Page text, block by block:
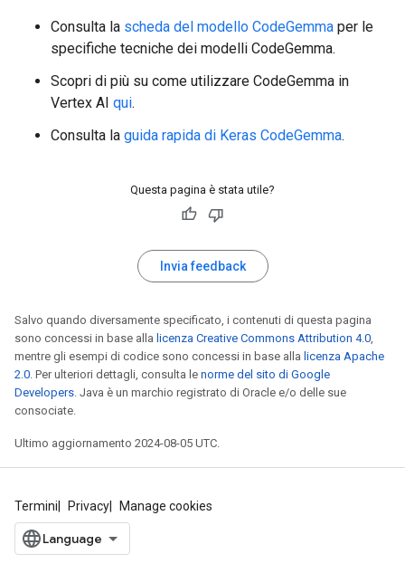
* The code allocates memory for `WidgetList`
* This means that accessing
WidgetList = (Widget **) malloc(5 *
The loop iterates from 0 to 4, accessing the
* `WidgetList[1]`
* `WidgetList[2]`
* `WidgetList[3]`
* `WidgetList[4]`
However, the code then attempts to access
**Solution:**
```cpp
for (i = 0; i < numWidgets - 1; i++) {
    WidgetList[i] = InitializeWidget();
Consulta la scheda del modello CodeGemma per le
specifiche tecniche dei modelli CodeGemma.
Scopri di più su come utilizzare CodeGemma in
Vertex AI qui.
Consulta la guida rapida di Keras CodeGemma.
Questa pagina è stata utile?
Invia feedback
Salvo quando diversamente specificato, i contenuti di questa pagina
sono concessi in base alla licenza Creative Commons Attribution 4.0,
mentre gli esempi di codice sono concessi in base alla licenza Apache
2.0. Per ulteriori dettagli, consulta le norme del sito di Google
Developers. Java è un marchio registrato di Oracle e/o delle sue
consociate.
Ultimo aggiornamento 2024-08-05 UTC.
Termini Privacy Manage cookies